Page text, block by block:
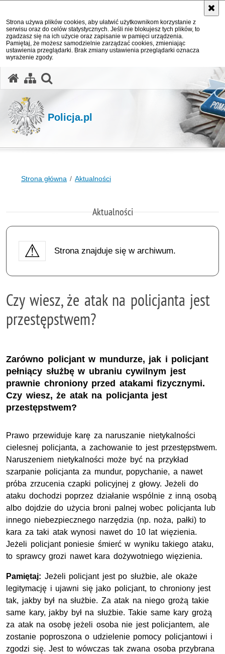
Strona używa plików cookies, aby ułatwić użytkownikom korzystanie z
serwisu oraz do celów statystycznych. Jeśli nie blokujesz tych plików, to
zgadzasz się na ich użycie oraz zapisanie w pamięci urządzenia.
Pamiętaj, że możesz samodzielnie zarządzać cookies, zmieniając
ustawienia przeglądarki. Brak zmiany ustawienia przeglądarki oznacza
wyrażenie zgody.
Policja.pl
Strona główna Aktualności
Aktualności
Strona znajduje się w archiwum.
Czy wiesz, że atak na policjanta jest
przestępstwem?
Zarówno policjant w mundurze, jak i policjant
pełniący służbę w ubraniu cywilnym jest
prawnie chroniony przed atakami fizycznymi.
Czy wiesz, że atak na policjanta jest
przestępstwem?
Prawo przewiduje karę za naruszanie nietykalności
cielesnej policjanta, a zachowanie to jest przestępstwem.
Naruszeniem nietykalności może być na przykład
szarpanie policjanta za mundur, popychanie, a nawet
próba zrzucenia czapki policyjnej z głowy. Jeżeli do
ataku dochodzi poprzez działanie wspólnie z inną osobą
albo dojdzie do użycia broni palnej wobec policjanta lub
innego niebezpiecznego narzędzia (np. noża, pałki) to
kara za taki atak wynosi nawet do 10 lat więzienia.
Jeżeli policjant poniesie śmierć w wyniku takiego ataku,
to sprawcy grozi nawet kara dożywotniego więzienia.
Pamiętaj: Jeżeli policjant jest po służbie, ale okaże
legitymację i ujawni się jako policjant, to chroniony jest
tak, jakby był na służbie. Za atak na niego grożą takie
same kary, jakby był na służbie. Takie same kary grożą
za atak na osobę jeżeli osoba nie jest policjantem, ale
zostanie poproszona o udzielenie pomocy policjantowi i
zgodzi się. Jest to wówczas tak zwana osoba przybrana